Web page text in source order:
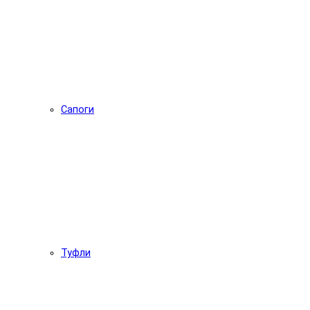
Сапоги
Туфли